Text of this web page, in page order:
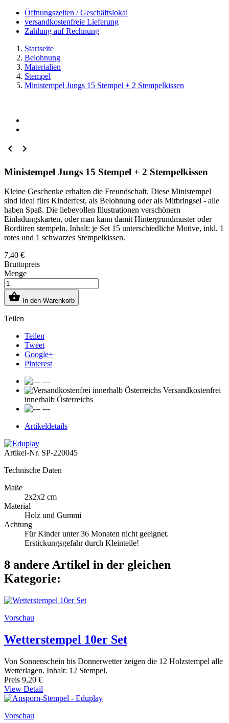
Öffnungszeiten / Geschäftslokal
versandkostenfreie Lieferung
Zahlung auf Rechnung
Startseite
Belohnung
Materialien
Stempel
Ministempel Jungs 15 Stempel + 2 Stempelkissen
 
Ministempel Jungs 15 Stempel + 2 Stempelkissen
Kleine Geschenke erhalten die Freundschaft. Diese Ministempel
sind ideal fürs Kinderfest, als Belohnung oder als Mitbringsel - alle
haben Spaß. Die liebevollen Illustrationen verschönern
Einladungskarten, oder man kann damit Hintergrundmuster oder
Bordüren stempeln. Inhalt: je Set 15 unterschiedliche Motive, inkl. 1
rotes und 1 schwarzes Stempelkissen.
7,40 €
Bruttopreis
Menge
 In den Warenkorb
Teilen
Teilen
Tweet
Google+
Pinterest
---
Versandkostenfrei
innerhalb Österreichs
---
Artikeldetails
Artikel-Nr. SP-220045
Technische Daten
Maße
2x2x2 cm
Material
Holz und Gummi
Achtung
Für Kinder unter 36 Monaten nicht geeignet.
Erstickungsgefahr durch Kleinteile!
8 andere Artikel in der gleichen
Kategorie:
Vorschau
Wetterstempel 10er Set
Von Sonnenschein bis Donnerwetter zeigen die 12 Holzstempel alle
Wetterlagen. Inhalt: 12 Stempel.
Preis 9,20 €
View Detail
Vorschau